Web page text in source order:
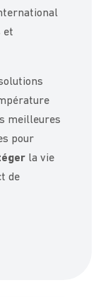
et
meilleures
pour
la vie
de